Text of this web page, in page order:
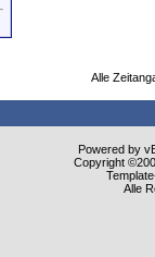
Alle
Powered by
Copyright
Alle